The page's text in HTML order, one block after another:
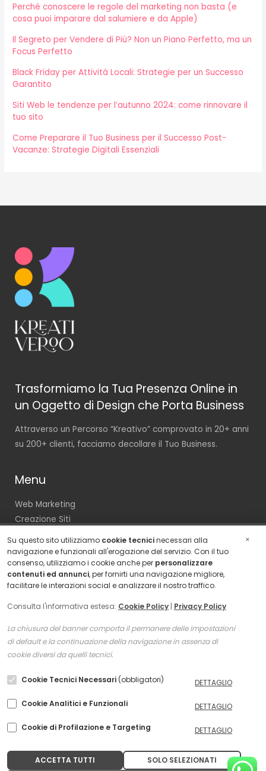
Perché conoscere le regole del marketing non basta (e
cosa puoi imparare dal salumiere e da Apple)
Il Segreto per Vendere di Più? Non un Piano Perfetto, ma un
Focus Perfetto
Black Friday per Attività Locali: Strategie per un Successo
Garantito
Siti Web le tendenze per l’autunno 2024: come rinnovare il
tuo sito
Come Preparare il Tuo Business per il Successo Post-
Vacanze: Strategie Digitali Essenziali
Trasformiamo la Tua Presenza Online in
un Oggetto di Design che Porta Business
Attraverso un Percorso “Kreativo” comprovato in 20+ anni
su 200+ clienti, facciamo decollare il Tuo Business.
Menu
Web Marketing
Creazione Siti
Digital Magazine
Contattaci
Contatti
Via Rocca di Cambio, 45
00132 Roma
Chiama Kreativeroo
Privacy Policy
Kreativeroo
×
Su questo sito utilizziamo cookie tecnicinecessari alla
navigazione e funzionali all'erogazione del servizio. Con il tuo
consenso, utilizziamo i cookie anche per personalizzare
contenuti ed annunci, per fornirti una navigazione migliore,
facilitare le interazioni social e analizzare il nostro traffico.
Consulta l'informativa estesa: Cookie Policy | Privacy Policy
La chiusura del banner comporta il permanere delle impostazioni
di default e la continuazione della navigazione in assenza di
cookie diversi da quelli tecnici.
Cookie Tecnici Necessari (obbligatori) DETTAGLIO
Cookie Analitici e Funzionali DETTAGLIO
Cookie di Profilazione e Targeting DETTAGLIO
ACCETTA TUTTI SOLO SELEZIONATI